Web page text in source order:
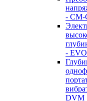
- CM-
- EVO
DVM